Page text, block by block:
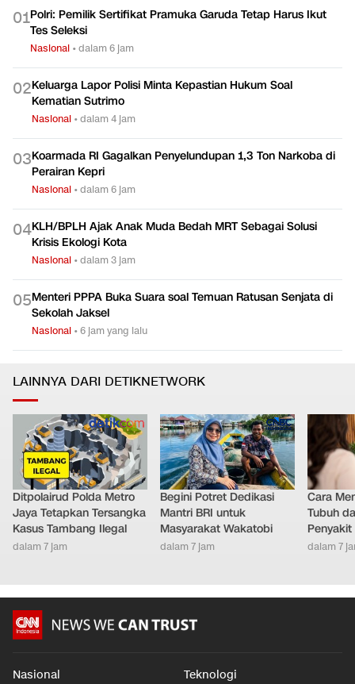
01Polri: Pemilik Sertifikat Pramuka Garuda Tetap Harus Ikut
Tes Seleksi
Nasional •dalam 6 jam
02Keluarga Lapor Polisi Minta Kepastian Hukum Soal
Kematian Sutrimo
Nasional •dalam 4 jam
03Koarmada RI Gagalkan Penyelundupan 1,3 Ton Narkoba di
Perairan Kepri
Nasional •dalam 6 jam
04KLH/BPLH Ajak Anak Muda Bedah MRT Sebagai Solusi
Krisis Ekologi Kota
Nasional •dalam 3 jam
05Menteri PPPA Buka Suara soal Temuan Ratusan Senjata di
Sekolah Jaksel
Nasional •6 jam yang lalu
LAINNYA DARI DETIKNETWORK
Ditpolairud Polda Metro
Jaya Tetapkan Tersangka
Kasus Tambang Ilegal
dalam 7 jam
Begini Potret Dedikasi
Mantri BRI untuk
Masyarakat Wakatobi
dalam 7 jam
Cara
Tubuh
dalam 7
Nasional Teknologi